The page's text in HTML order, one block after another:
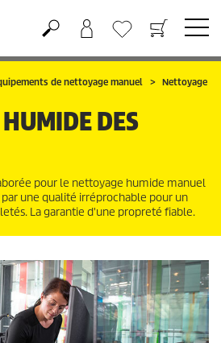
de nettoyage manuel
Nettoyage
DES
pour le nettoyage humide manuel
par une qualité irréprochable pour un
La garantie d'une propreté fiable.